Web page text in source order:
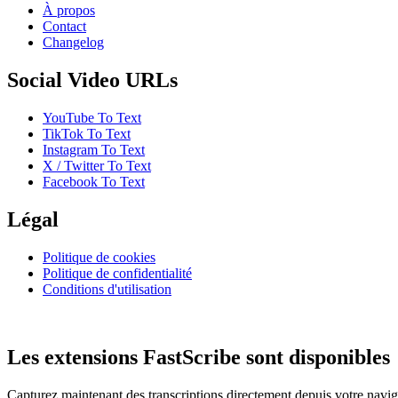
À propos
Contact
Changelog
Social Video URLs
YouTube To Text
TikTok To Text
Instagram To Text
X / Twitter To Text
Facebook To Text
Légal
Politique de cookies
Politique de confidentialité
Conditions d'utilisation
Les extensions FastScribe sont disponibles
Capturez maintenant des transcriptions directement depuis votre